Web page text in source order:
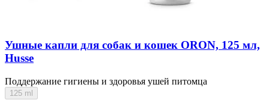
Ушные капли для собак и кошек ORON, 125 мл,
Husse
Поддержание гигиены и здоровья ушей питомца
125 ml